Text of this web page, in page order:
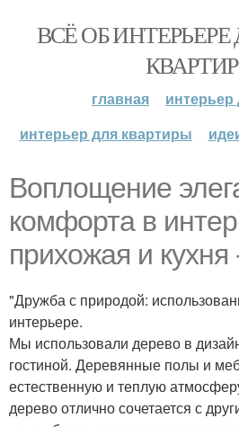
ВСЁ ОБ
главная
интерьер для квартиры
Воплощение
комфорта в
прихожая и кухня
"Дружба с природой:
интерьере.
Мы использовали дерево в
гостиной. Деревянные полы и
естественную и теплую
дерево отлично сочетается с